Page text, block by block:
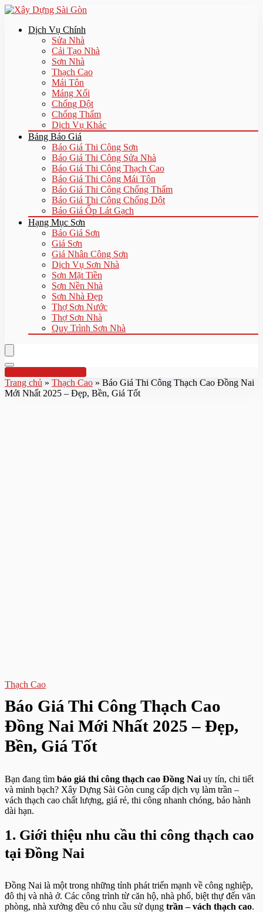
Dịch Vụ Chính
Sửa Nhà
Cải Tạo Nhà
Sơn Nhà
Thạch Cao
Mái Tôn
Máng Xối
Chống Dột
Chống Thấm
Dịch Vụ Khác
Bảng Báo Giá
Báo Giá Thi Công Sơn
Báo Giá Thi Công Sửa Nhà
Báo Giá Thi Công Thạch Cao
Báo Giá Thi Công Mái Tôn
Báo Giá Thi Công Chống Thấm
Báo Giá Thi Công Chống Dột
Báo Giá Ốp Lát Gạch
Hạng Mục Sơn
Báo Giá Sơn
Giá Sơn
Giá Nhân Công Sơn
Dịch Vụ Sơn Nhà
Sơn Mặt Tiền
Sơn Nền Nhà
Sơn Nhà Đẹp
Thợ Sơn Nước
Thợ Sơn Nhà
Quy Trình Sơn Nhà
Hotline:0961 894 472
Trang chủ » Thạch Cao » Báo Giá Thi Công Thạch Cao Đồng Nai
Mới Nhất 2025 – Đẹp, Bền, Giá Tốt
Thạch Cao
Báo Giá Thi Công Thạch Cao
Đồng Nai Mới Nhất 2025 – Đẹp,
Bền, Giá Tốt
Bạn đang tìm báo giá thi công thạch cao Đồng Nai uy tín, chi tiết
và minh bạch? Xây Dựng Sài Gòn cung cấp dịch vụ làm trần –
vách thạch cao chất lượng, giá rẻ, thi công nhanh chóng, bảo hành
dài hạn.
1. Giới thiệu nhu cầu thi công thạch cao
tại Đồng Nai
Đồng Nai là một trong những tỉnh phát triển mạnh về công nghiệp,
đô thị và nhà ở. Các công trình từ căn hộ, nhà phố, biệt thự đến văn
phòng, nhà xưởng đều có nhu cầu sử dụng trần – vách thạch cao.